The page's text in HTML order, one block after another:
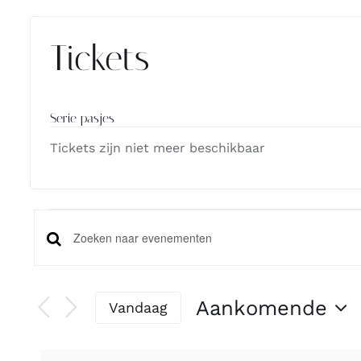
Tickets
Serie pasjes
Tickets zijn niet meer beschikbaar
Evenementen
Evenementen
Zoeken
Vul
in.
Vandaag
Aankomende